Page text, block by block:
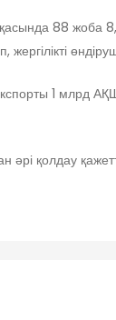
88 жоба
1
қолдау